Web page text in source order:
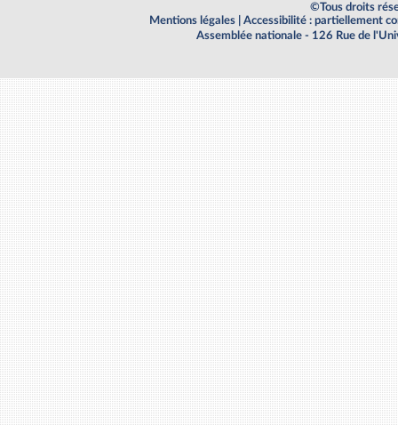
©Tous droits
Mentions légales
Accessibilité : partiellement
Assemblée nationale - 126 Rue de